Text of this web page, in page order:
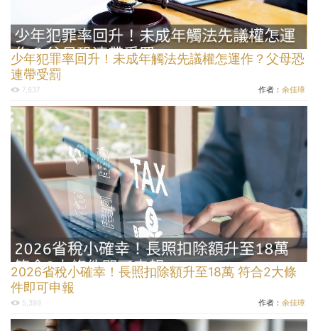
少年犯罪率回升！未成年觸法先議權怎運作？父母恐
連帶受罰
7,837 作者： 余佳璋
2026省稅小確幸！長照扣除額升至18萬 符合2大條
件即可申報
5,399 作者： 余佳璋